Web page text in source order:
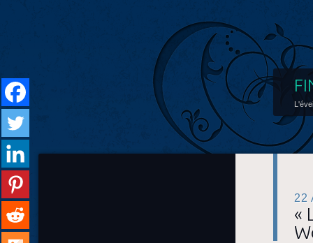
22
«